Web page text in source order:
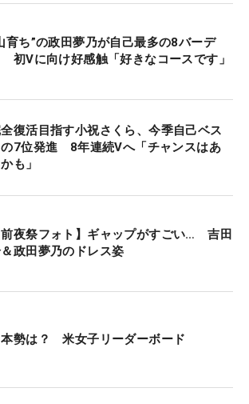
らはトータル3アンダーの25位タ
っている。
額は1億2000万円。優勝者には2160
。
育ち”の政田夢乃が自己最多の8バーデ
初Vに向け好感触「好きなコースです」
復活目指す小祝さくら、今季自己ベス
の7位発進 8年連続Vへ「チャンスはあ
も」
前夜祭フォト】ギャップがすごい… 吉田
政田夢乃のドレス姿
本勢は？ 米女子リーダーボード